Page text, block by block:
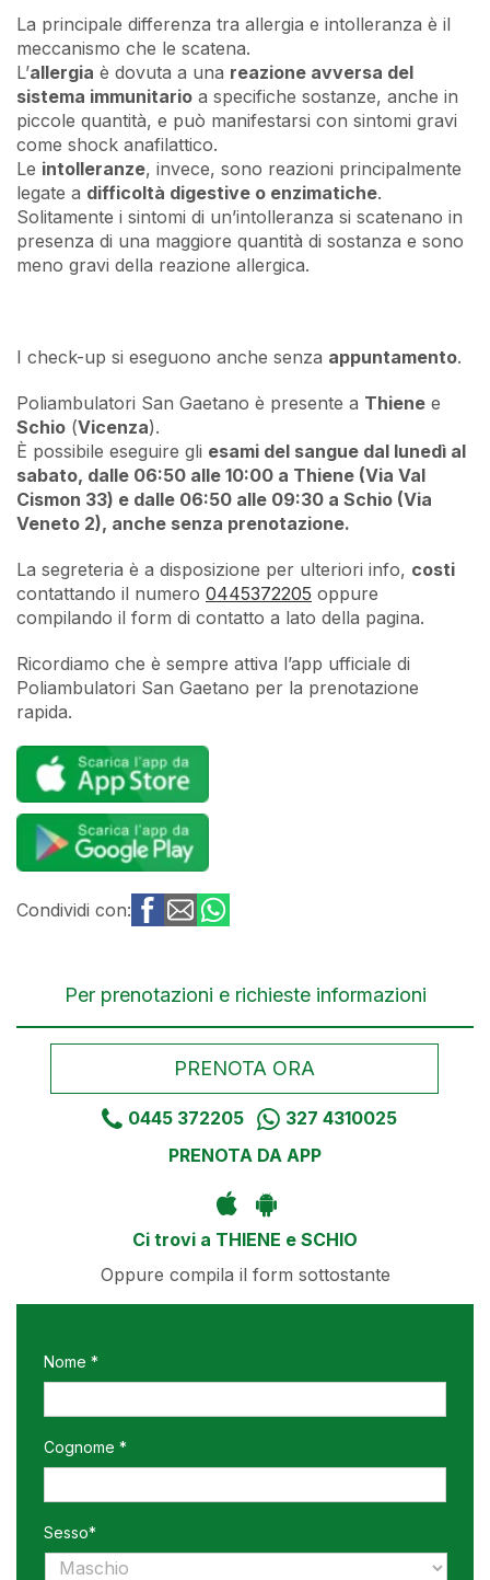
La principale differenza tra allergia e intolleranza è il
meccanismo che le scatena.
L’allergia è dovuta a una reazione avversa del
sistema immunitario a specifiche sostanze, anche in
piccole quantità, e può manifestarsi con sintomi gravi
come shock anafilattico.
Le intolleranze, invece, sono reazioni principalmente
legate a difficoltà digestive o enzimatiche.
Solitamente i sintomi di un’intolleranza si scatenano in
presenza di una maggiore quantità di sostanza e sono
meno gravi della reazione allergica.
I check-up si eseguono anche senza appuntamento.
Poliambulatori San Gaetano è presente a Thiene e
Schio (Vicenza).
È possibile eseguire gli esami del sangue dal lunedì al
sabato, dalle 06:50 alle 10:00 a Thiene (Via Val
Cismon 33) e dalle 06:50 alle 09:30 a Schio (Via
Veneto 2), anche senza prenotazione.
La segreteria è a disposizione per ulteriori info, costi
contattando il numero 0445372205 oppure
compilando il form di contatto a lato della pagina.
Ricordiamo che è sempre attiva l’app ufficiale di
Poliambulatori San Gaetano per la prenotazione
rapida.
Condividi con:
Per prenotazioni e richieste informazioni
PRENOTA ORA
0445 372205
327 4310025
PRENOTA DA APP
Ci trovi a THIENE e SCHIO
Oppure compila il form sottostante
Nome *
Cognome *
Sesso*